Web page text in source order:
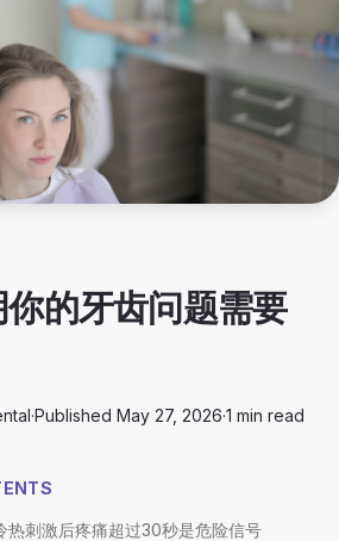
的牙齿问题需要
·Published May 27, 2026·1 min read
热刺激后疼痛超过30秒是危险信号